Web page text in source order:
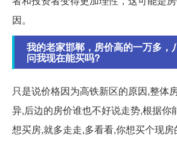
因。
我的老家邯郸，房价高的一万多，
问我现在能买吗?
只是说价格因为高铁新区的原因,整体
异,后边的房价谁也不好说走势,根据你
想买房,就多走走,多看看,你想买个现